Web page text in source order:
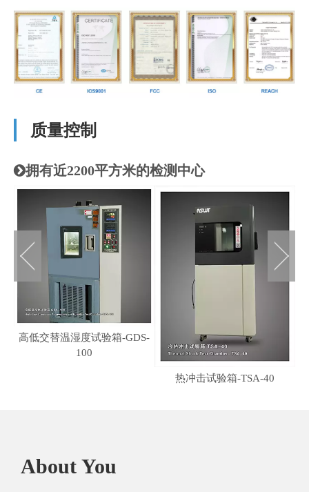
质量控制
拥有近2200平方米的检测中心
高低交替温湿度试验箱-GDS-
100
热冲击试验箱-TSA-40
About You